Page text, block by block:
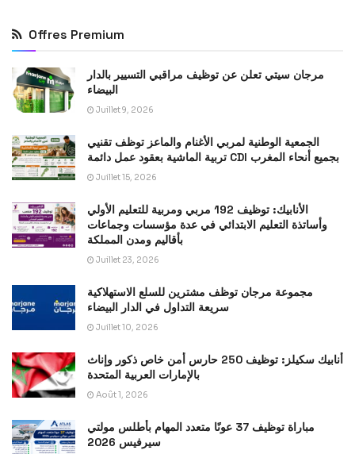
Offres Premium
مرجان سيتي تعلن عن توظيف مراقبي التسيير بالدار
البيضاء
Juillet 9, 2026
الجمعية الوطنية لمربي الأغنام والماعز توظف تقنيي
تربية الماشية بعقود عمل دائمة CDI بجميع أنحاء المغرب
Juillet 15, 2026
الأنابيك: توظيف 192 مربي ومربية للتعليم الأولي
وأساتذة التعليم الابتدائي في عدة مؤسسات وجماعات
بأقاليم ومدن المملكة
Juillet 23, 2026
مجموعة مرجان توظف مشترين للسلع الاستهلاكية
سريعة التداول في الدار البيضاء
Juillet 10, 2026
أنابيك سكيلز: توظيف 250 حارس أمن خاص ذكور وإناث
بالإمارات العربية المتحدة
Août 1, 2026
مباراة توظيف 37 عونًا متعدد المهام بأطلس مولتي
سيرفيس 2026